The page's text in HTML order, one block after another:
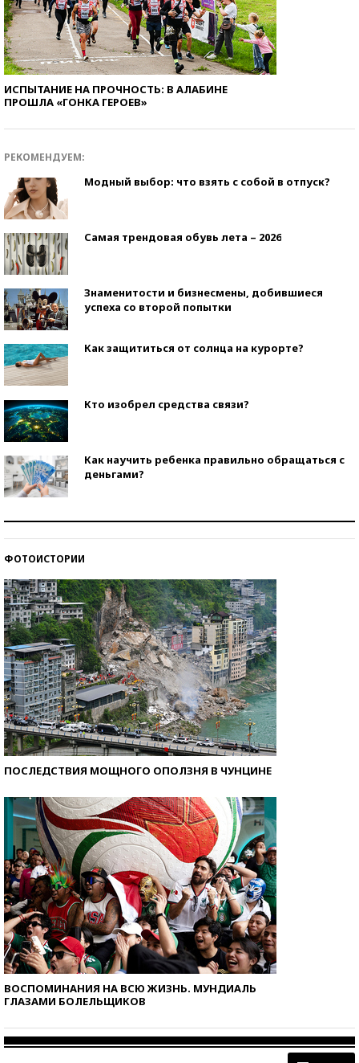
ИСПЫТАНИЕ НА ПРОЧНОСТЬ: В АЛАБИНЕ
ПРОШЛА «ГОНКА ГЕРОЕВ»
РЕКОМЕНДУЕМ:
Модный выбор: что взять с собой в отпуск?
Самая трендовая обувь лета – 2026
Знаменитости и бизнесмены, добившиеся
успеха со второй попытки
Как защититься от солнца на курорте?
Кто изобрел средства связи?
Как научить ребенка правильно обращаться с
деньгами?
ФОТОИСТОРИИ
ПОСЛЕДСТВИЯ МОЩНОГО ОПОЛЗНЯ В ЧУНЦИНЕ
ВОСПОМИНАНИЯ НА ВСЮ ЖИЗНЬ. МУНДИАЛЬ
ГЛАЗАМИ БОЛЕЛЬЩИКОВ